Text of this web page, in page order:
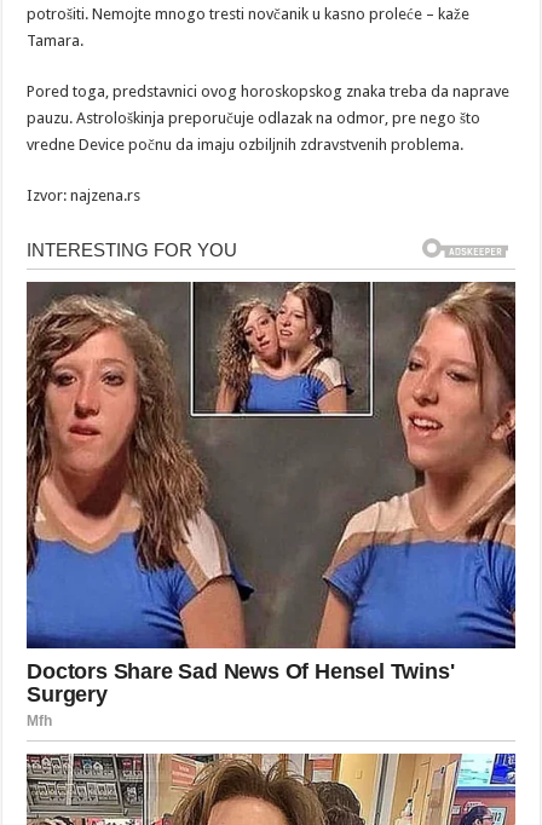
potrošiti. Nemojte mnogo tresti novčanik u kasno proleće – kaže
Tamara.
Pored toga, predstavnici ovog horoskopskog znaka treba da naprave
pauzu. Astrološkinja preporučuje odlazak na odmor, pre nego što
vredne Device počnu da imaju ozbiljnih zdravstvenih problema.
Izvor: najzena.rs